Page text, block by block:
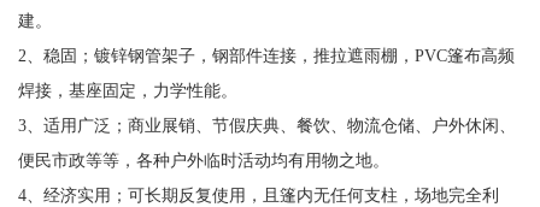
建。
2、稳固；镀锌钢管架子，钢部件连接，推拉遮雨棚，PVC篷布高频
焊接，基座固定，力学性能。
3、适用广泛；商业展销、节假庆典、餐饮、物流仓储、户外休闲、
便民市政等等，各种户外临时活动均有用物之地。
4、经济实用；可长期反复使用，且篷内无任何支柱，场地完全利